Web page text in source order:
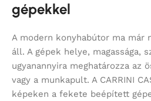
gépekkel
A modern konyhabútor ma már
áll. A gépek helye, magassága,
ugyanannyira meghatározza az
vagy a munkapult. A CARRINI
képeken a fekete beépített